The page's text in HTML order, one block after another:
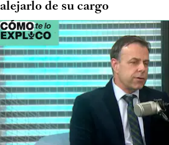
alejarlo de su cargo